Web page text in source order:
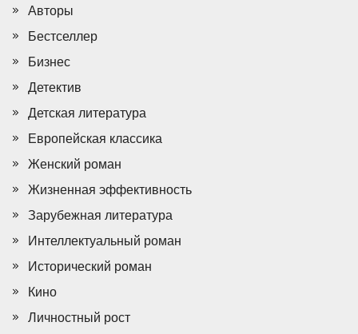
Авторы
Бестселлер
Бизнес
Детектив
Детская литература
Европейская классика
Женский роман
Жизненная эффективность
Зарубежная литература
Интеллектуальный роман
Исторический роман
Кино
Личностный рост